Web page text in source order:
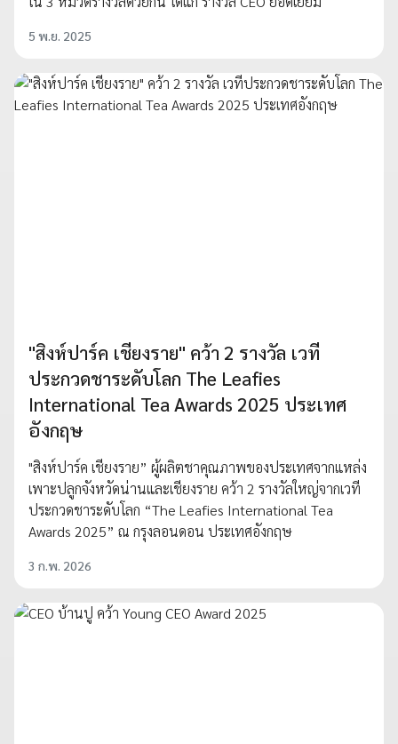
5 พ.ย. 2025
"สิงห์ปาร์ค เชียงราย" คว้า 2 รางวัล เวที
ประกวดชาระดับโลก The Leafies
International Tea Awards 2025 ประเทศ
อังกฤษ
"สิงห์ปาร์ค เชียงราย” ผู้ผลิตชาคุณภาพของประเทศจากแหล่ง
เพาะปลูกจังหวัดน่านและเชียงราย คว้า 2 รางวัลใหญ่จากเวที
ประกวดชาระดับโลก “The Leafies International Tea
Awards 2025” ณ กรุงลอนดอน ประเทศอังกฤษ
3 ก.พ. 2026